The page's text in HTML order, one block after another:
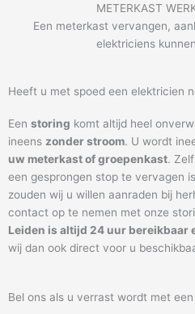
METERKAST
Een meterkast vervangen,
elektriciens
Heeft u met spoed een elektricien
Een storing komt altijd heel
ineens zonder stroom. U wordt
uw meterkast of groepenkast.
een gesprongen stop te vervagen
zouden wij u willen aanraden bij
contact op te nemen met onze
Leiden is altijd 24 uur bereikbaar
wij dan ook direct voor u
Bel ons als u verrast wordt met